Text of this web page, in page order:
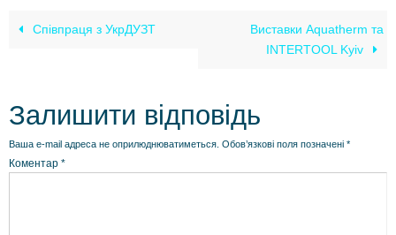
Співпраця з УкрДУЗТ
Виставки Aquatherm та
INTERTOOL Kyiv
Залишити відповідь
Ваша e-mail адреса не оприлюднюватиметься. Обов’язкові поля позначені *
Коментар *